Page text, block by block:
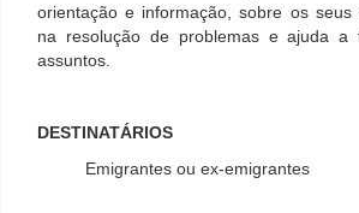
orientação e informação, sobre os seus
na resolução de problemas e ajuda a
assuntos.
DESTINATÁRIOS
Emigrantes ou ex-emigrantes